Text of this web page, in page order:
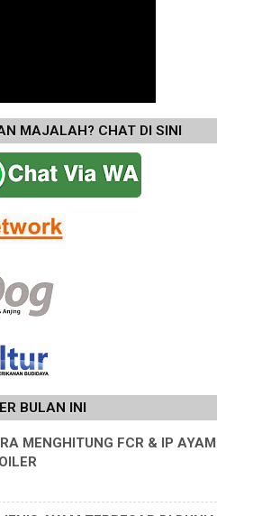
MAJALAH? CHAT DI SINI
BULAN INI
MENGHITUNG FCR & IP AYAM